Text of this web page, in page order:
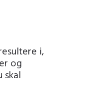
i,
og
skal